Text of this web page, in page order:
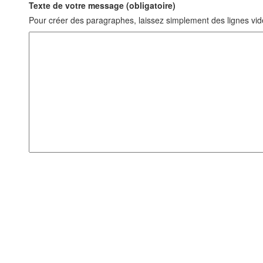
Texte de votre message (obligatoire)
Pour créer des paragraphes, laissez simplement des lignes